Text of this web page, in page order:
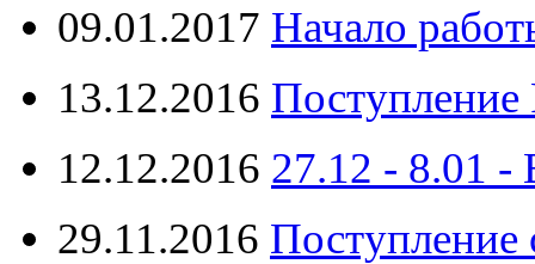
09.01.2017 Начало
13.12.2016 Поступление
12.12.2016 27.12 -
29.11.2016 Поступление